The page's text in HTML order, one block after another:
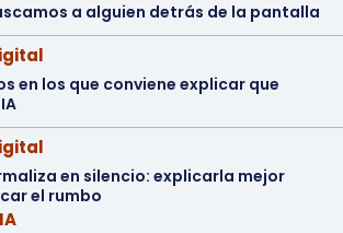
a alguien detrás de la pantalla
en los que conviene explicar que
en silencio: explicarla mejor
el rumbo